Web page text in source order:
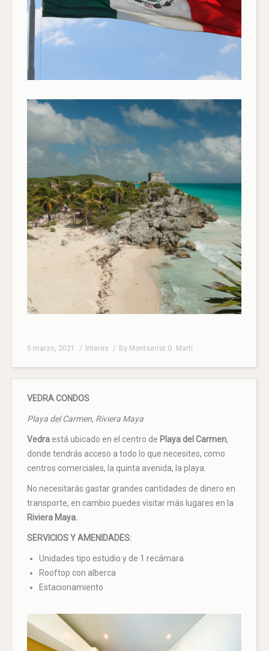
5 marzo, 2021 Interes By Montserrat G. Martí
VEDRA CONDOS
Playa del Carmen, Riviera Maya
Vedra está ubicado en el centro de Playa del Carmen,
donde tendrás acceso a todo lo que necesites, como
centros comerciales, la quinta avenida, la playa.
No necesitarás gastar grandes cantidades de dinero en
transporte, en cambio puedes visitar más lugares en la
Riviera Maya.
SERVICIOS Y AMENIDADES:
Unidades tipo estudio y de 1 recámara
Rooftop con alberca
Estacionamiento